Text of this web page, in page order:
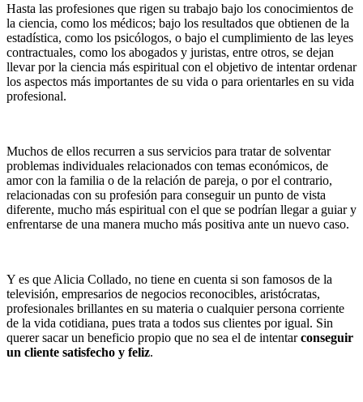
Hasta las profesiones que rigen su trabajo bajo los conocimientos de
la ciencia, como los médicos; bajo los resultados que obtienen de la
estadística, como los psicólogos, o bajo el cumplimiento de las leyes
contractuales, como los abogados y juristas, entre otros, se dejan
llevar por la ciencia más espiritual con el objetivo de intentar ordenar
los aspectos más importantes de su vida o para orientarles en su vida
profesional.
Muchos de ellos recurren a sus servicios para tratar de solventar
problemas individuales relacionados con temas económicos, de
amor con la familia o de la relación de pareja, o por el contrario,
relacionadas con su profesión para conseguir un punto de vista
diferente, mucho más espiritual con el que se podrían llegar a guiar y
enfrentarse de una manera mucho más positiva ante un nuevo caso.
Y es que Alicia Collado, no tiene en cuenta si son famosos de la
televisión, empresarios de negocios reconocibles, aristócratas,
profesionales brillantes en su materia o cualquier persona corriente
de la vida cotidiana, pues trata a todos sus clientes por igual. Sin
querer sacar un beneficio propio que no sea el de intentarconseguir
un cliente satisfecho y feliz.